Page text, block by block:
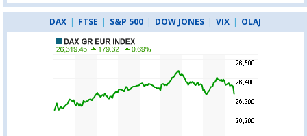
DAX | FTSE | S&P 500 | DOW JONES | VIX | OLAJ